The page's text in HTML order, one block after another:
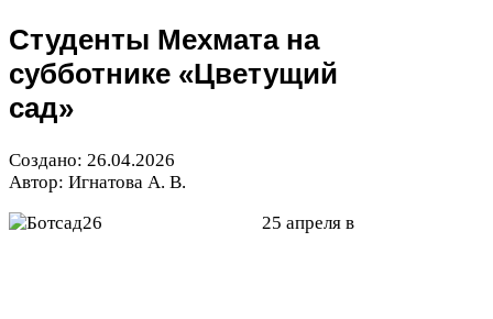
Студенты Мехмата на
субботнике «Цветущий
сад»
Создано: 26.04.2026
Автор: Игнатова А. В.
25 апреля в